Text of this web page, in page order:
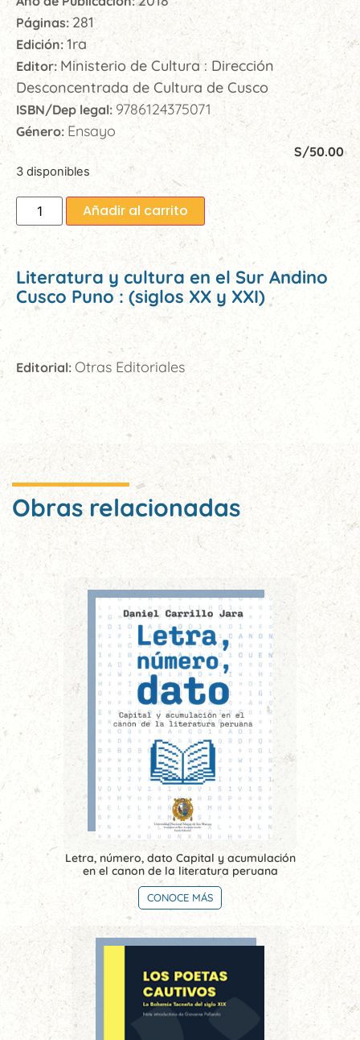
Páginas:281
Edición:1ra
Editor: Ministerio de Cultura : Dirección
Desconcentrada de Cultura de Cusco
ISBN/Dep legal:9786124375071
Género: Ensayo
S/50.00
3 disponibles
Añadir al carrito
Literatura y cultura en el Sur Andino
Cusco Puno : (siglos XX y XXI)
Editorial: Otras Editoriales
Obras relacionadas
Letra, número, dato Capital y acumulación
en el canon de la literatura peruana
CONOCE MÁS